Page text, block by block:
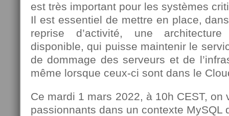
est très important pour les systèmes
Il est essentiel de mettre en place,
reprise d’activité, une
disponible, qui puisse maintenir le
de dommage des serveurs et de
même lorsque ceux-ci sont dans le
Ce mardi 1 mars 2022, à 10h CEST, on
passionnants dans un contexte MySQL